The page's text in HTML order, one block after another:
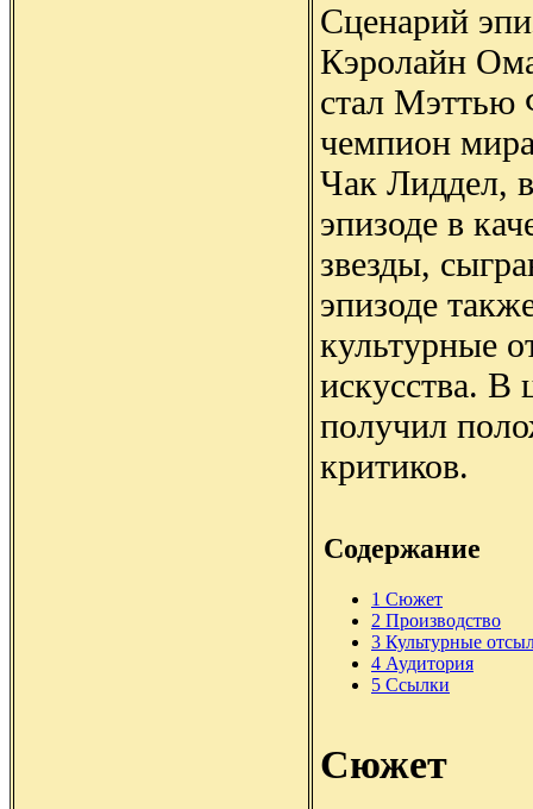
Сценарий
Кэролайн
стал Мэттью
чемпион
Чак Лиддел,
эпизоде в
звезды,
эпизоде
культурные
искусства. В
получил
критиков.
Содержание
1 Сюжет
2 Производство
3 Культурные
4 Аудитория
5 Ссылки
Сюжет